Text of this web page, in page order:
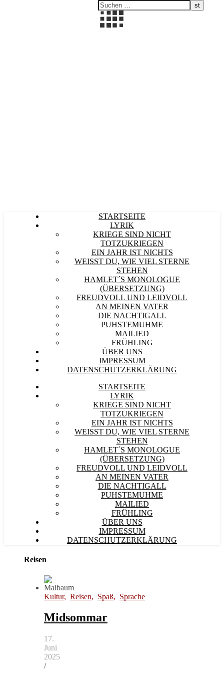
STARTSEITE
LYRIK
KRIEGE SIND NICHT
TOTZUKRIEGEN
EIN JAHR IST NICHTS
WEISST DU, WIE VIEL STERNE S
TEHEN
HAMLET´S MONOLOGUE
(ÜBERSETZUNG)
FREUDVOLL UND LEIDVOLL
AN MEINEN VATER
DIE NACHTIGALL
PUHSTEMUHME
MAILIED
FRÜHLING
ÜBER UNS
IMPRESSUM
DATENSCHUTZERKLÄRUNG
STARTSEITE
LYRIK
KRIEGE SIND NICHT
TOTZUKRIEGEN
EIN JAHR IST NICHTS
WEISST DU, WIE VIEL STERNE S
TEHEN
HAMLET´S MONOLOGUE
(ÜBERSETZUNG)
FREUDVOLL UND LEIDVOLL
AN MEINEN VATER
DIE NACHTIGALL
PUHSTEMUHME
MAILIED
FRÜHLING
ÜBER UNS
IMPRESSUM
DATENSCHUTZERKLÄRUNG
Reisen
Kultur, Reisen, Spaß, Sprache
Midsommar
17.
Juni
2025
/